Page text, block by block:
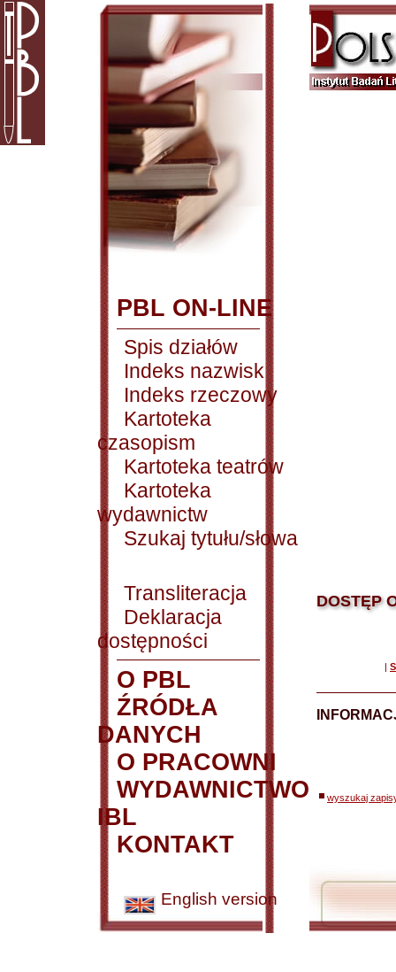
PBL ON-LINE
Spis działów
Indeks nazwisk
Indeks rzeczowy
Kartoteka
czasopism
Kartoteka teatrów
Kartoteka
wydawnictw
Szukaj tytułu/słowa
Transliteracja
Deklaracja
dostępności
O PBL
ŹRÓDŁA
DANYCH
O PRACOWNI
WYDAWNICTWO
IBL
KONTAKT
English version
DOSTĘP
|
wyszukaj